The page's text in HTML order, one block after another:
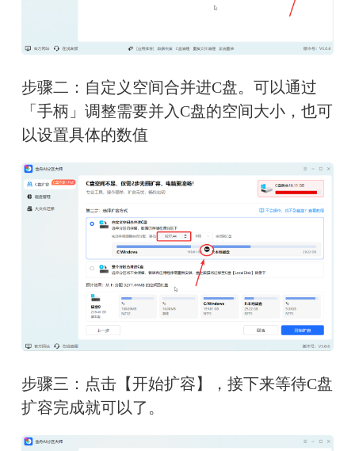
步骤二：自定义空间合并进C盘。可以通过
「手柄」调整需要并入C盘的空间大小，也可
以设置具体的数值
步骤三：点击【开始扩容】，接下来等待C盘
扩容完成就可以了。